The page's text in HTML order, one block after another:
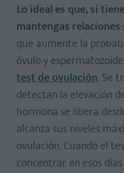
Lo ideal es que, si
mantengas relaciones
que aumente la
óvulo y
test de ovulación. Se
detectan la elevación
hormona se libera
alcanza sus niveles
ovulación. Cuando el
concentrar en esos